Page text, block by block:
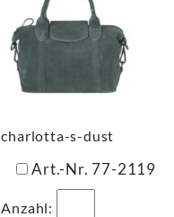
charlotta-s-dust
Art.-Nr. 77-2119
Anzahl: